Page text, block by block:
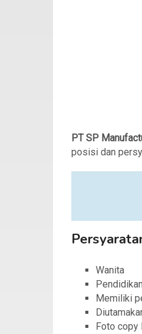
PT SP
posisi dan
Wanita
Memiliki
Foto copy